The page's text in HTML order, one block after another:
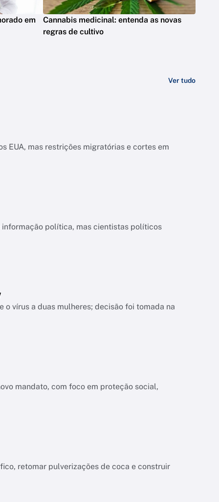
em
Cannabis medicinal: entenda as novas
regras de cultivo
Ver tudo
EUA, mas restrições migratórias e cortes em
política, mas cientistas políticos
vírus a duas mulheres; decisão foi tomada na
mandato, com foco em proteção social,
retomar pulverizações de coca e construir